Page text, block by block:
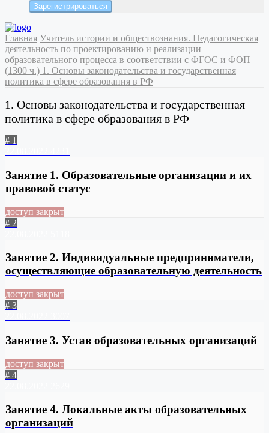
Главная Учитель истории и обществознания. Педагогическая
деятельность по проектированию и реализации
образовательного процесса в соответствии с ФГОС и ФОП
(1300 ч.) 1. Основы законодательства и государственная
политика в сфере образования в РФ
1. Основы законодательства и государственная
политика в сфере образования в РФ
# 1
Занятие 1. Образовательные организации и их
правовой статус
доступ закрыт
# 2
Занятие 2. Индивидуальные предприниматели,
осуществляющие образовательную деятельность
доступ закрыт
# 3
Занятие 3. Устав образовательных организаций
доступ закрыт
# 4
Занятие 4. Локальные акты образовательных
организаций